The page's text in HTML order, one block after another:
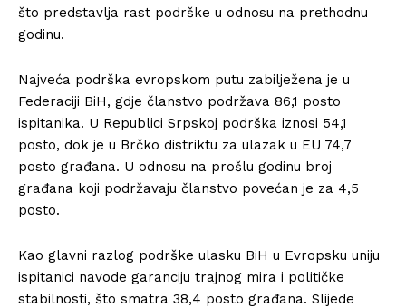
što predstavlja rast podrške u odnosu na prethodnu
godinu.
Najveća podrška evropskom putu zabilježena je u
Federaciji BiH, gdje članstvo podržava 86,1 posto
ispitanika. U Republici Srpskoj podrška iznosi 54,1
posto, dok je u Brčko distriktu za ulazak u EU 74,7
posto građana. U odnosu na prošlu godinu broj
građana koji podržavaju članstvo povećan je za 4,5
posto.
Kao glavni razlog podrške ulasku BiH u Evropsku uniju
ispitanici navode garanciju trajnog mira i političke
stabilnosti, što smatra 38,4 posto građana. Slijede